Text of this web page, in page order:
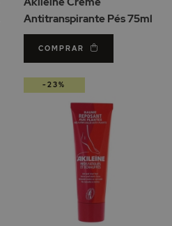
Desejos
Antitranspirante Pés 75ml
COMPRAR
-23%